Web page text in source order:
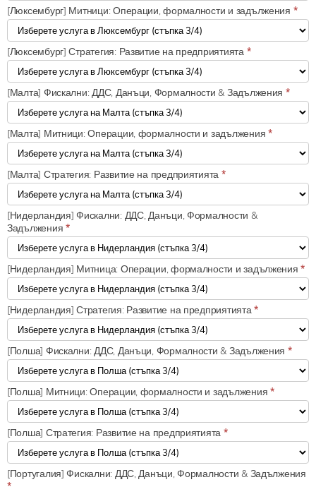
[Люксембург] Митници: Операции, формалности и задължения *
[Люксембург] Стратегия: Развитие на предприятията *
[Малта] Фискални: ДДС, Данъци, Формалности & Задължения *
[Малта] Митници: Операции, формалности и задължения *
[Малта] Стратегия: Развитие на предприятията *
[Нидерландия] Фискални: ДДС, Данъци, Формалности &
Задължения*
[Нидерландия] Митница: Операции, формалности и задължения*
[Нидерландия] Стратегия: Развитие на предприятията*
[Полша] Фискални: ДДС, Данъци, Формалности & Задължения *
[Полша] Митници: Операции, формалности и задължения *
[Полша] Стратегия: Развитие на предприятията *
[Португалия] Фискални: ДДС, Данъци, Формалности & Задължения
*